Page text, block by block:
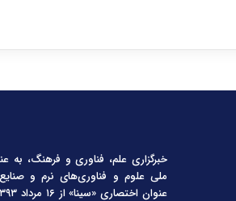
خبرگزاری علم، فناوری و فرهنگ، به
ملی علوم و فناوری‌های نرم و